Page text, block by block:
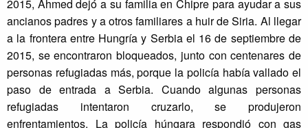
2015, Ahmed dejó a su familia en Chipre para ayudar a sus
ancianos padres y a otros familiares a huir de Siria. Al llegar
a la frontera entre Hungría y Serbia el 16 de septiembre de
2015, se encontraron bloqueados, junto con centenares de
personas refugiadas más, porque la policía había vallado el
paso de entrada a Serbia. Cuando algunas personas
refugiadas intentaron cruzarlo, se produjeron
enfrentamientos. La policía húngara respondió con gas